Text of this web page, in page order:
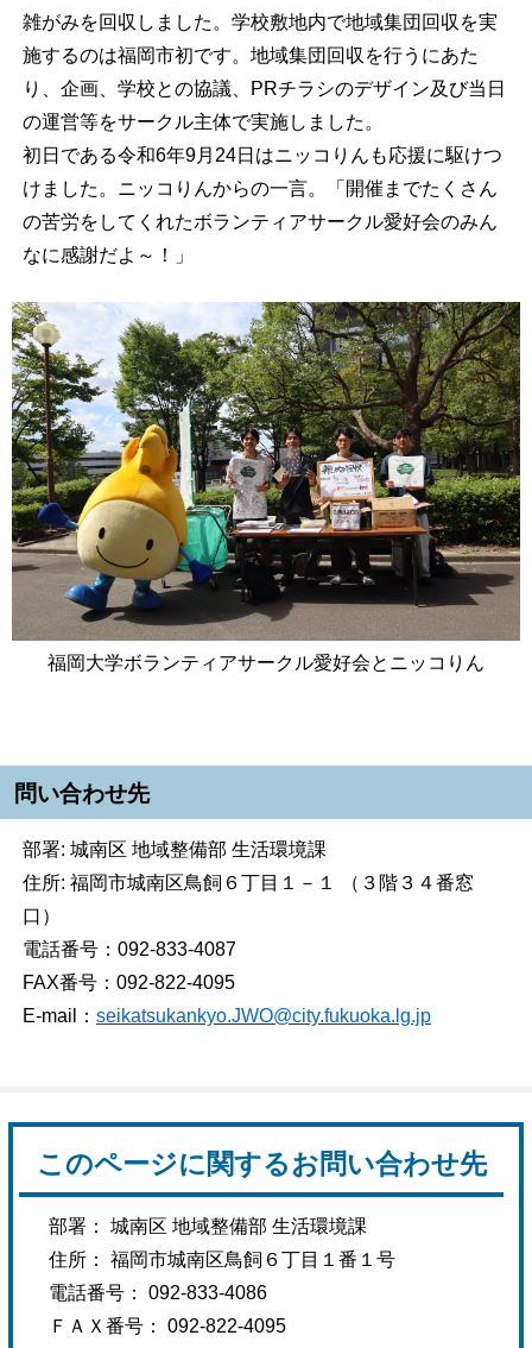
雑がみを回収しました。学校敷地内で地域集団回収を実
施するのは福岡市初です。地域集団回収を行うにあた
り、企画、学校との協議、PRチラシのデザイン及び当日
の運営等をサークル主体で実施しました。
初日である令和6年9月24日はニッコりんも応援に駆けつ
けました。ニッコりんからの一言。「開催までたくさん
の苦労をしてくれたボランティアサークル愛好会のみん
なに感謝だよ～！」
福岡大学ボランティアサークル愛好会とニッコりん
問い合わせ先
部署: 城南区 地域整備部 生活環境課
住所: 福岡市城南区鳥飼６丁目１－１ （３階３４番窓
口）
電話番号：092-833-4087
FAX番号：092-822-4095
E-mail： seikatsukankyo.JWO@city.fukuoka.lg.jp
このページに関するお問い合わせ先
部署： 城南区 地域整備部 生活環境課
住所： 福岡市城南区鳥飼６丁目１番１号
電話番号： 092-833-4086
ＦＡＸ番号： 092-822-4095